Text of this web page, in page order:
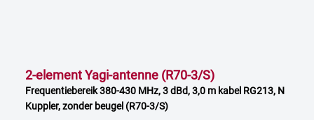
2-element Yagi-antenne (R70-3/S)
Frequentiebereik 380-430 MHz, 3 dBd, 3,0 m kabel RG213, N
Kuppler, zonder beugel (R70-3/S)